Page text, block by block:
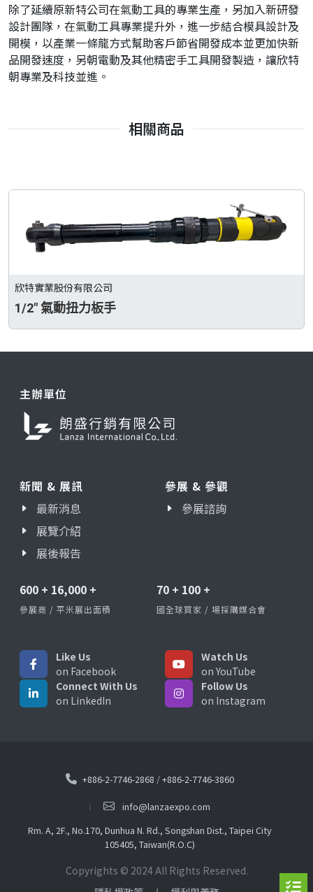
除了延續原新特公司在氣動工具的專業生產，另加入新研發
設計團隊，在氣動工具專業提升外，進一步結合模具設計及
開模，以產業一條龍方式幫助客戶節省開發成本並更加快新
品開發速度，另朝電動及其他精密手工具開發製造，讓欣特
朝專業及科技並進。
相關商品
欣特實業股份有限公司
1/2" 氣動扭力板手
主辦單位
新聞 & 展訊
最新消息
展覽介紹
展後報告
參展 & 參觀
參展諮詢
600 + 16,000 +
參展商 / 平米展出面積
70 + 100 +
國全球買家 / 場採購媒合會
Like Us
on Facebook
Watch Us
on YouTube
Connect With Us
on LinkedIn
Follow Us
on Instagram
+886-2-7746-2868 /+886-2-7746-3860
info@lanzaexpo.com
Rm. A, 2F., No.170, Dunhua N. Rd., Songshan Dist., Taipei City
105405, Taiwan(R.O.C)
Copyrights © 2024 All Rights Reserved.